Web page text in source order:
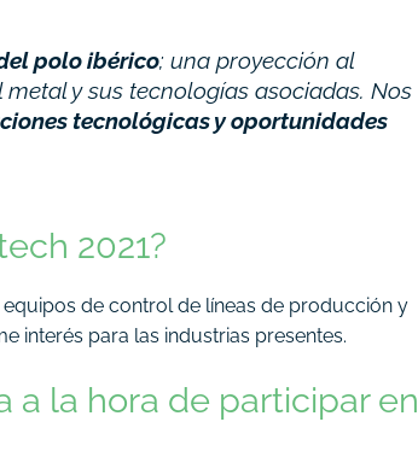
polo ibérico; una proyección al
y sus tecnologías asociadas. Nos
tecnológicas y oportunidades
2021?
de control de líneas de producción y
interés para las industrias presentes.
a la hora de participar en